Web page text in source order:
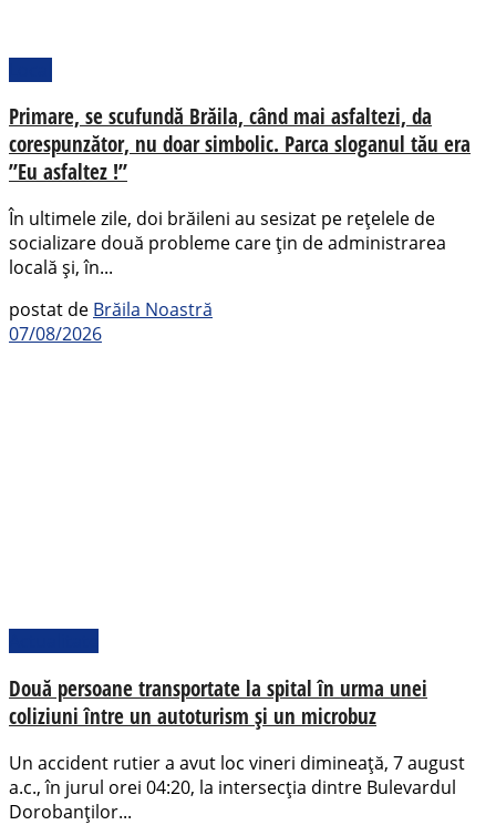
Primare, se scufundă Brăila, când mai asfaltezi, da
corespunzător, nu doar simbolic. Parca sloganul tău era
”Eu asfaltez !”
În ultimele zile, doi brăileni au sesizat pe rețelele de
socializare două probleme care țin de administrarea
locală și, în...
postat de Brăila Noastră
07/08/2026
Două persoane transportate la spital în urma unei
coliziuni între un autoturism și un microbuz
Un accident rutier a avut loc vineri dimineață, 7 august
a.c., în jurul orei 04:20, la intersecția dintre Bulevardul
Dorobanților...